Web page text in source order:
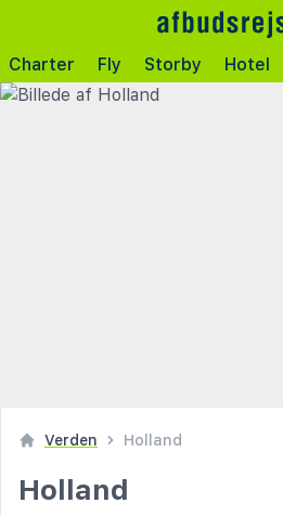
Charter Fly Storby Hotel
Verden Holland
Holland